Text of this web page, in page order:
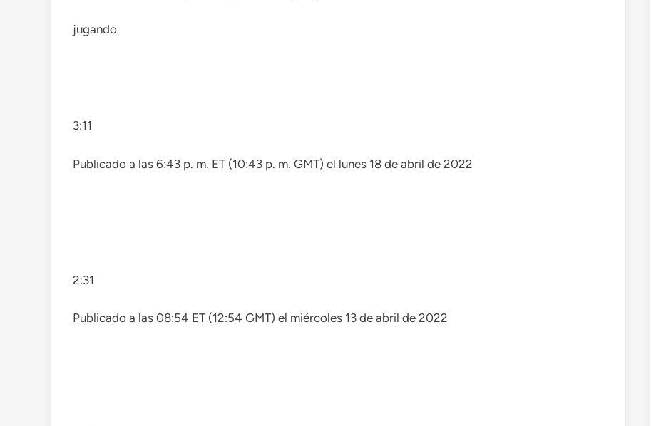
jugando
3:11
Publicado a las 6:43 p. m. ET (10:43 p. m. GMT) el lunes 18 de abril de 2022
2:31
Publicado a las 08:54 ET (12:54 GMT) el miércoles 13 de abril de 2022